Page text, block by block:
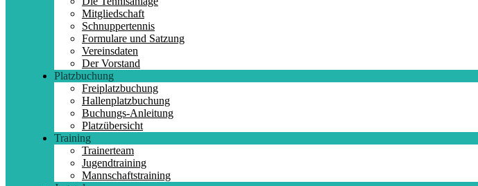
Mitgliedschaft
Schnuppertennis
Formulare und Satzung
Vereinsdaten
Der Vorstand
Platzbuchung
Freiplatzbuchung
Hallenplatzbuchung
Buchungs-Anleitung
Platzübersicht
Training
Trainerteam
Jugendtraining
Mannschaftstraining